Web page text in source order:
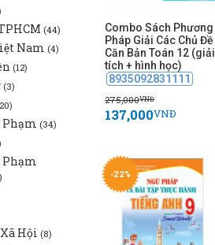
(44)
Nam (4)
(12)
(3)
Phạm (34)
Phạm
Hội (8)
Combo Sách Phương
Pháp Giải Các Chủ Đề
Căn Bản Toán 12 (giải
tích + hình học)
8935092831111
275,000VNĐ
137,000VNĐ
-22%